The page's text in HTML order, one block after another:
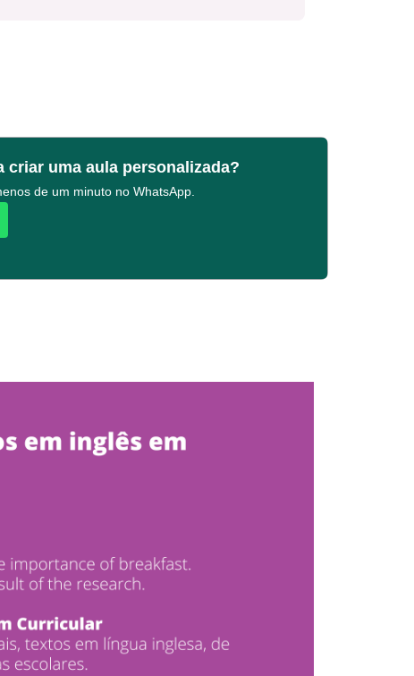
criar uma aula personalizada?
de um minuto no WhatsApp.